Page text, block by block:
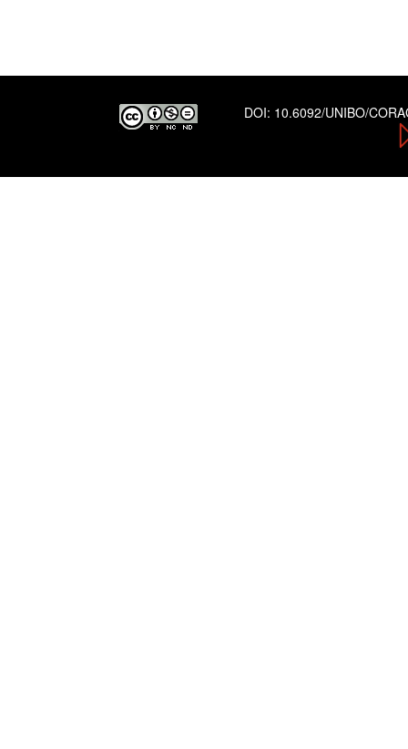
DOI: 10.6092/UNIBO/